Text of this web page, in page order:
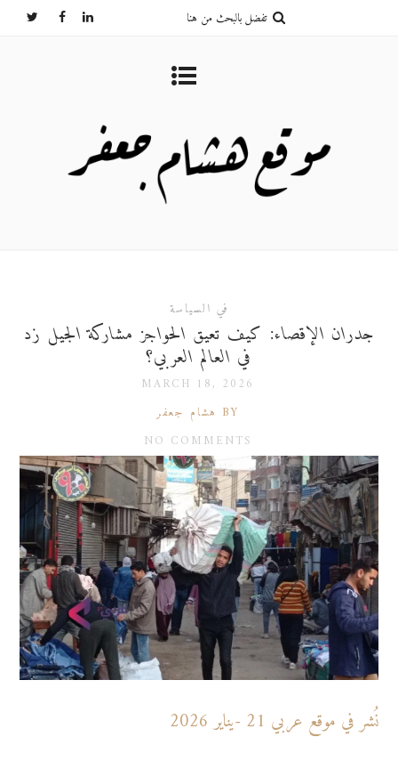
في السياسة
جدران الإقصاء: كيف تعيق الحواجز مشاركة الجيل زد
في العالم العربي؟
MARCH 18, 2026
BY هشام جعفر
NO COMMENTS
نُشر في موقع عربي 21 -يناير 2026